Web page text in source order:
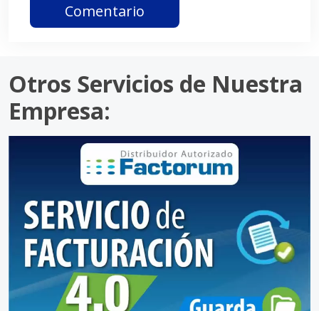
Comentario
Otros Servicios de Nuestra
Empresa: